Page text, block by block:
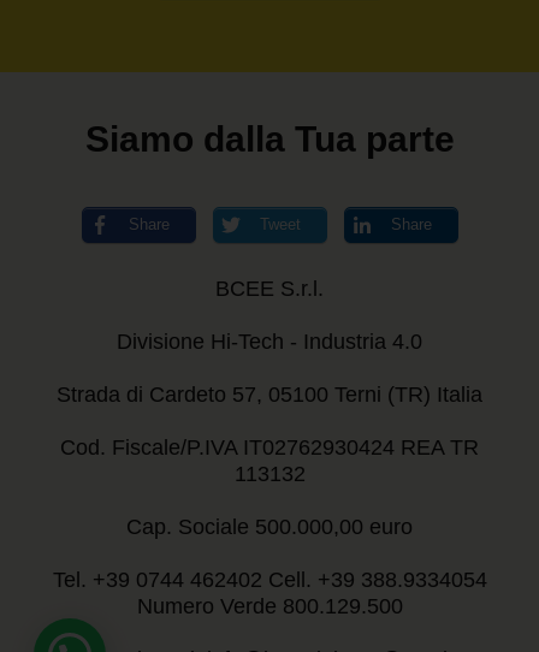
Siamo dalla Tua parte
Share Tweet Share
BCEE S.r.l.
Divisione Hi-Tech - Industria 4.0
Strada di Cardeto 57, 05100 Terni (TR) Italia
Cod. Fiscale/P.IVA IT02762930424 REA TR
113132
Cap. Sociale 500.000,00 euro
Tel. +39 0744 462402 Cell. +39 388.9334054
Numero Verde 800.129.500